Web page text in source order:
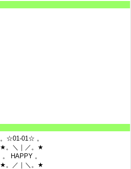
。☆01-01☆ 。
★。＼｜／。★
。 HAPPY 。
★。／｜＼。★